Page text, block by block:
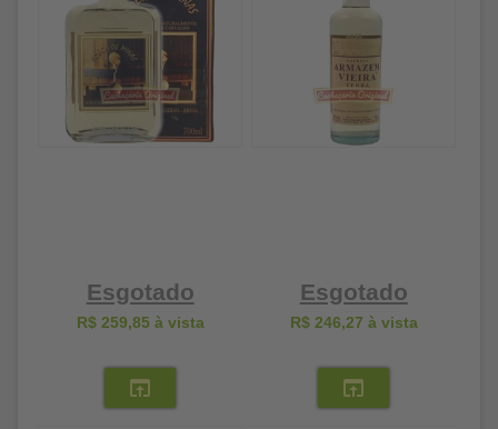
Esgotado
R$ 259,85à vista
Esgotado
R$ 246,27 à vista